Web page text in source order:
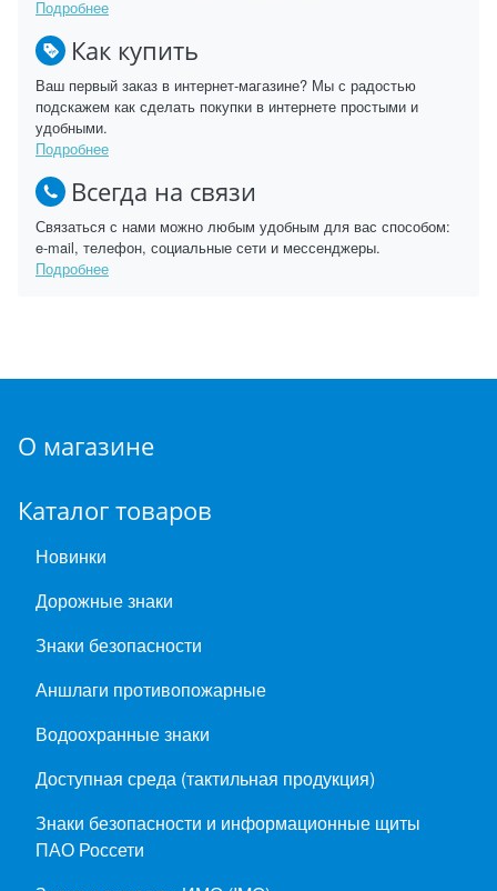
Подробнее
Как купить
Ваш первый заказ в интернет-магазине? Мы с радостью
подскажем как сделать покупки в интернете простыми и
удобными.
Подробнее
Всегда на связи
Связаться с нами можно любым удобным для вас способом:
e-mail, телефон, социальные сети и мессенджеры.
Подробнее
О магазине
Каталог товаров
Новинки
Дорожные знаки
Знаки безопасности
Аншлаги противопожарные
Водоохранные знаки
Доступная среда (тактильная продукция)
Знаки безопасности и информационные щиты
ПАО Россети